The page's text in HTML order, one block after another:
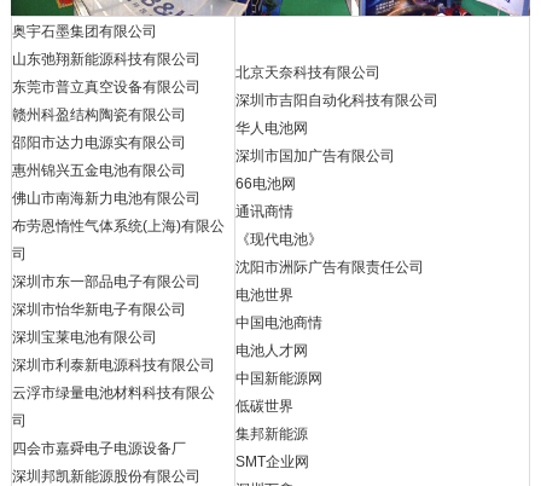
奥宇石墨集团有限公司
山东弛翔新能源科技有限公司
东莞市普立真空设备有限公司
赣州科盈结构陶瓷有限公司
邵阳市达力电源实有限公司
惠州锦兴五金电池有限公司
佛山市南海新力电池有限公司
布劳恩惰性气体系统(上海)有限公
司
深圳市东一部品电子有限公司
深圳市怡华新电子有限公司
深圳宝莱电池有限公司
深圳市利泰新电源科技有限公司
云浮市绿量电池材料科技有限公
司
四会市嘉舜电子电源设备厂
深圳邦凯新能源股份有限公司
北京天奈科技有限公司
深圳市吉阳自动化科技有限公司
华人电池网
深圳市国加广告有限公司
66电池网
通讯商情
《现代电池》
沈阳市洲际广告有限责任公司
电池世界
中国电池商情
电池人才网
中国新能源网
低碳世界
集邦新能源
SMT企业网